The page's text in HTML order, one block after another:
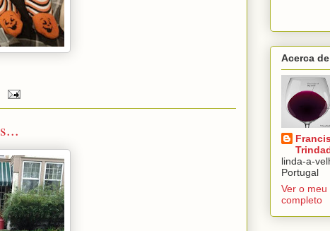
Acerca
linda-a-
Portugal
Ver o meu
completo